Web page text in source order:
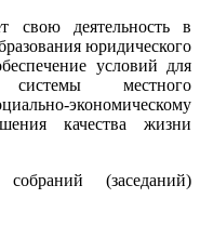
свою деятельность в
юридического
условий для
системы местного
экономическому
качества жизни
(заседаний)